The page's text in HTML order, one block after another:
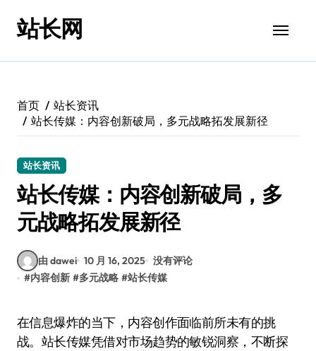
站长网
首页
站长资讯
站长传媒：内容创新破局，多元战略拓发展新径
站长资讯
站长传媒：内容创新破局，多
元战略拓发展新径
由 dawei 10 月 16, 2025 没有评论
#内容创新 #多元战略 #站长传媒
在信息爆炸的当下，内容创作面临前所未有的挑
战。站长传媒凭借对市场趋势的敏锐洞察，不断探